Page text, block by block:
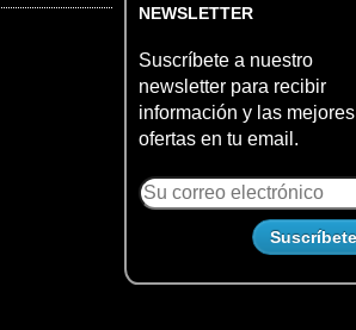
NEWSLETTER
Suscríbete a nuestro
newsletter para recibir
información y las mejores
ofertas en tu email.